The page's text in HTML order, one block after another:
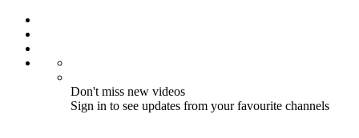
Don't miss new videos
Sign in to see updates from your favourite channels